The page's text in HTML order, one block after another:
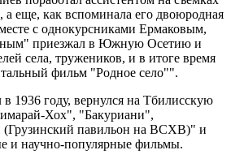
а еще, как вспоминала его двоюродная
с однокурсниками Ермаковым,
приезжал в Южную Осетию и
села, тружеников, и в итоге время
фильм "Родное село"".
1936 году, вернулся на Тбилисскую
Хох", "Бакуриани",
(Грузинский павильон на ВСХВ)" и
и научно-популярные фильмы.